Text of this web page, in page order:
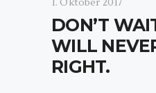
1. Oktober 2017
DON’T
WILL
RIGHT.